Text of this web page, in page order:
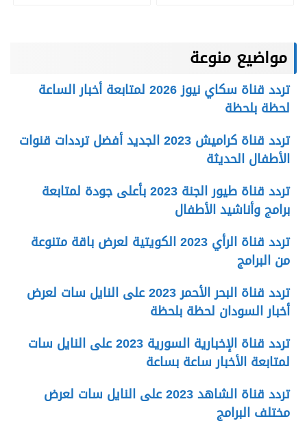
مواضيع منوعة
تردد قناة سكاي نيوز 2026 لمتابعة أخبار الساعة
لحظة بلحظة
تردد قناة كراميش 2023 الجديد أفضل ترددات قنوات
الأطفال الحديثة
تردد قناة طيور الجنة 2023 بأعلى جودة لمتابعة
برامج وأناشيد الأطفال
تردد قناة الرأي 2023 الكويتية لعرض باقة متنوعة
من البرامج
تردد قناة البحر الأحمر 2023 على النايل سات لعرض
أخبار السودان لحظة بلحظة
تردد قناة الإخبارية السورية 2023 على النايل سات
لمتابعة الأخبار ساعة بساعة
تردد قناة الشاهد 2023 على النايل سات لعرض
مختلف البرامج